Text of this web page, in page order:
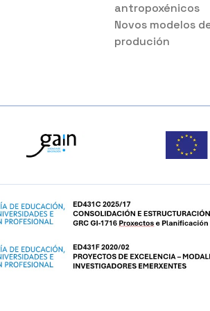
antropoxénicos
Novos modelos
produción